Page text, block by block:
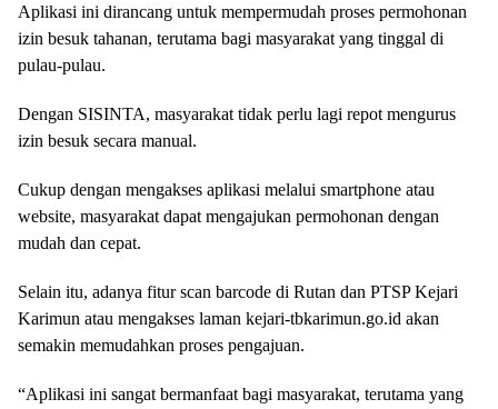
Aplikasi ini dirancang untuk mempermudah proses permohonan
izin besuk tahanan, terutama bagi masyarakat yang tinggal di
pulau-pulau.
Dengan SISINTA, masyarakat tidak perlu lagi repot mengurus
izin besuk secara manual.
Cukup dengan mengakses aplikasi melalui smartphone atau
website, masyarakat dapat mengajukan permohonan dengan
mudah dan cepat.
Selain itu, adanya fitur scan barcode di Rutan dan PTSP Kejari
Karimun atau mengakses laman kejari-tbkarimun.go.id akan
semakin memudahkan proses pengajuan.
“Aplikasi ini sangat bermanfaat bagi masyarakat, terutama yang